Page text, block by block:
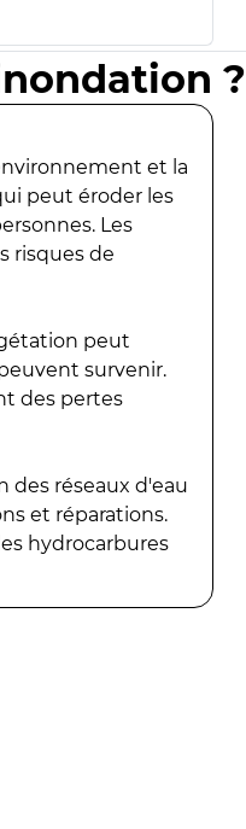
?
et la
peut éroder les
Les
risques de
peut
survenir.
des pertes
des réseaux d'eau
et réparations.
hydrocarbures